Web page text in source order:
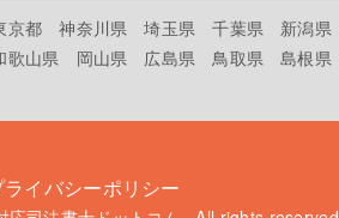
京都 神奈川県 埼玉県 千葉県 新潟県
歌山県 岡山県 広島県 鳥取県 島根県
ライバシーポリシー